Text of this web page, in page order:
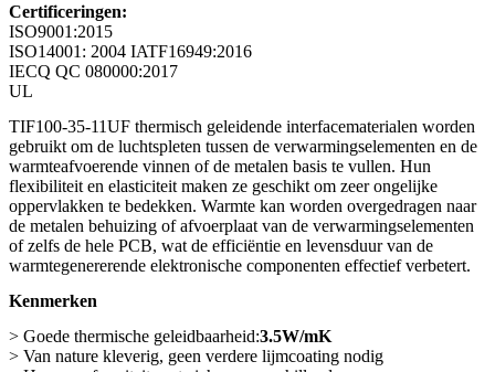
Certificeringen:
ISO9001:2015
ISO14001: 2004 IATF16949:2016
IECQ QC 080000:2017
UL
TIF100-35-11UF thermisch geleidende interfacematerialen worden
gebruikt om de luchtspleten tussen de verwarmingselementen en de
warmteafvoerende vinnen of de metalen basis te vullen. Hun
flexibiliteit en elasticiteit maken ze geschikt om zeer ongelijke
oppervlakken te bedekken. Warmte kan worden overgedragen naar
de metalen behuizing of afvoerplaat van de verwarmingselementen
of zelfs de hele PCB, wat de efficiëntie en levensduur van de
warmtegenererende elektronische componenten effectief verbetert.
Kenmerken
> Goede thermische geleidbaarheid:3.5W/mK
> Van nature kleverig, geen verdere lijmcoating nodig